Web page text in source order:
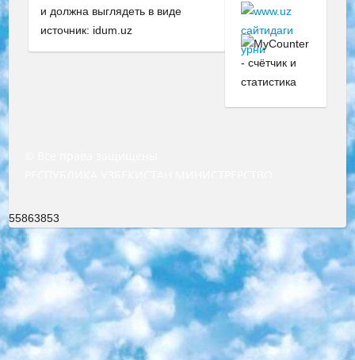
и должна выглядеть в виде
источник: idum.uz
55863853